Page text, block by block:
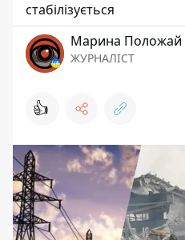
стабілізується
Марина Положай
ЖУРНАЛІСТ
👍